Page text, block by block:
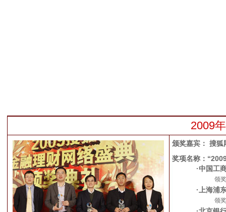
2009
颁奖嘉宾： 搜狐
奖项名称：
·中国工
领
·上海浦
领